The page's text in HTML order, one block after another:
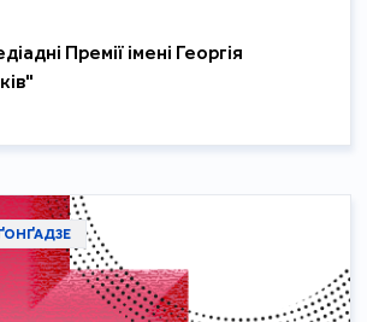
Премії імені Георгія
ҐОНҐАДЗЕ